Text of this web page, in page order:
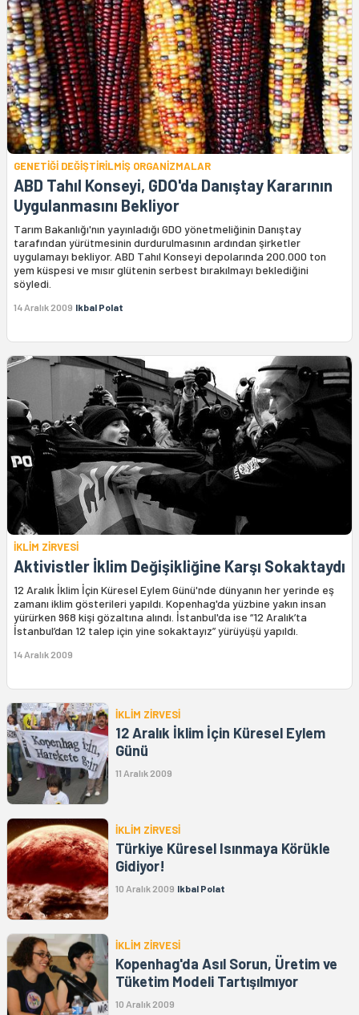
GENETİĞİ DEĞİŞTİRİLMİŞ ORGANİZMALAR
ABD Tahıl Konseyi, GDO'da Danıştay Kararının
Uygulanmasını Bekliyor
Tarım Bakanlığı'nın yayınladığı GDO yönetmeliğinin Danıştay
tarafından yürütmesinin durdurulmasının ardından şirketler
uygulamayı bekliyor. ABD Tahıl Konseyi depolarında 200.000 ton
yem küspesi ve mısır glütenin serbest bırakılmayı beklediğini
söyledi.
14 Aralık 2009 Ikbal Polat
İKLİM ZİRVESİ
Aktivistler İklim Değişikliğine Karşı Sokaktaydı
12 Aralık İklim İçin Küresel Eylem Günü'nde dünyanın her yerinde eş
zamanı iklim gösterileri yapıldı. Kopenhag'da yüzbine yakın insan
yürürken 968 kişi gözaltına alındı. İstanbul'da ise “12 Aralık’ta
İstanbul’dan 12 talep için yine sokaktayız” yürüyüşü yapıldı.
14 Aralık 2009
İKLİM ZİRVESİ
12 Aralık İklim İçin Küresel Eylem
Günü
11 Aralık 2009
İKLİM ZİRVESİ
Türkiye Küresel Isınmaya Körükle
Gidiyor!
10 Aralık 2009 Ikbal Polat
İKLİM ZİRVESİ
Kopenhag'da Asıl Sorun, Üretim ve
Tüketim Modeli Tartışılmıyor
10 Aralık 2009